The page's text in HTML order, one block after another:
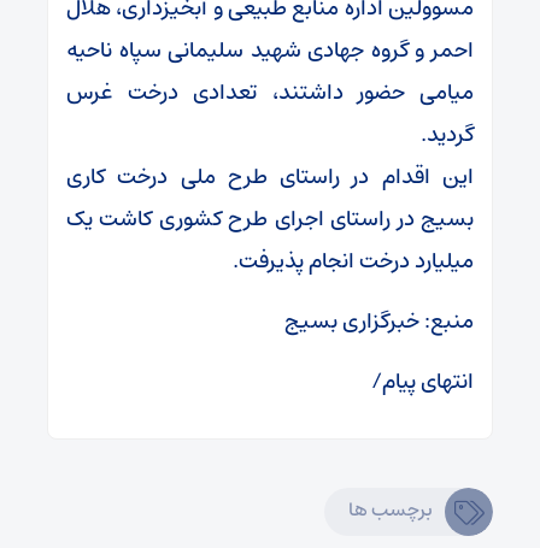
مسوولین اداره منابع طبیعی و آبخیزداری، هلال
احمر و گروه جهادی شهید سلیمانی سپاه ناحیه
میامی حضور داشتند، تعدادی درخت غرس
گردید.
این اقدام در راستای طرح ملی درخت کاری
بسیج در راستای اجرای طرح کشوری کاشت یک
میلیارد درخت انجام پذیرفت.
منبع: خبرگزاری بسیج
انتهای پیام/
برچسب ها